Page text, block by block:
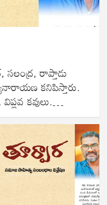
సలంద్ర, రాప్తాడు
కనిపిస్తారు.
కవులు.…